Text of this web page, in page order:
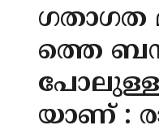
ഗതാഗത
ത്തെ
യാണ് :